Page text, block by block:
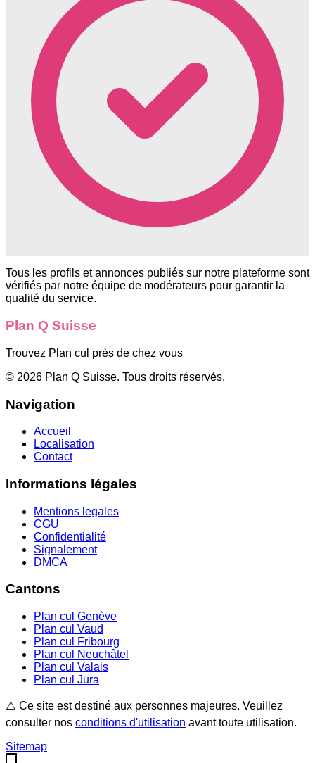
Tous les profils et annonces publiés sur notre plateforme sont
vérifiés par notre équipe de modérateurs pour garantir la
qualité du service.
Plan Q Suisse
Trouvez Plan cul près de chez vous
© 2026 Plan Q Suisse. Tous droits réservés.
Navigation
Accueil
Localisation
Contact
Informations légales
Mentions legales
CGU
Confidentialité
Signalement
DMCA
Cantons
Plan cul Genève
Plan cul Vaud
Plan cul
Fribourg
Plan cul
Neuchâtel
Plan cul Valais
Plan cul Jura
⚠️ Ce site est destiné aux personnes majeures. Veuillez
consulter nos conditions d'utilisation avant toute utilisation.
Sitemap